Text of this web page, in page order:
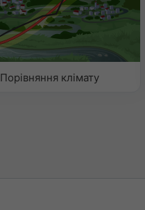
Порівняння клімату